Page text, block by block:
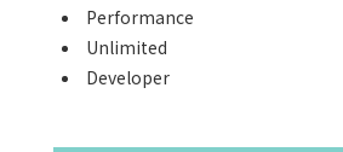
Performance
Unlimited
Developer